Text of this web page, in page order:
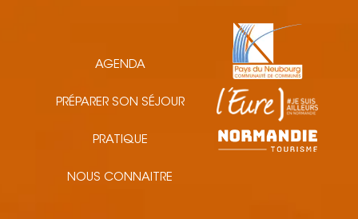
AGENDA
PRÉPARER SON SÉJOUR
PRATIQUE
NOUS CONNAITRE